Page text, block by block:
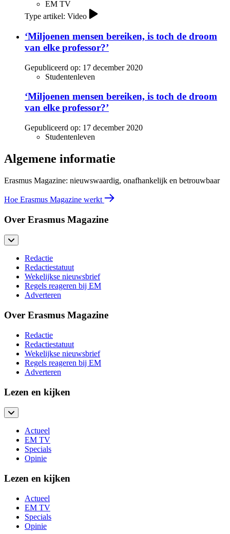
EM TV
Type artikel: Video
‘Miljoenen mensen bereiken, is toch de droom
van elke professor?’
Gepubliceerd op: 17 december 2020
Studentenleven
‘Miljoenen mensen bereiken, is toch de droom
van elke professor?’
Gepubliceerd op: 17 december 2020
Studentenleven
Algemene informatie
Erasmus Magazine: nieuwswaardig, onafhankelijk en betrouwbaar
Hoe Erasmus Magazine werkt
Over Erasmus Magazine
Redactie
Redactiestatuut
Wekelijkse nieuwsbrief
Regels reageren bij EM
Adverteren
Over Erasmus Magazine
Redactie
Redactiestatuut
Wekelijkse nieuwsbrief
Regels reageren bij EM
Adverteren
Lezen en kijken
Actueel
EM TV
Specials
Opinie
Lezen en kijken
Actueel
EM TV
Specials
Opinie